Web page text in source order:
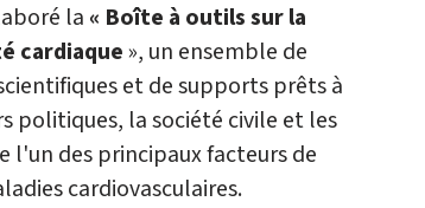
la « Boîte à outils sur la
cardiaque», un ensemble de
et de supports prêts à
politiques, la société civile et les
l'un des principaux facteurs de
cardiovasculaires.